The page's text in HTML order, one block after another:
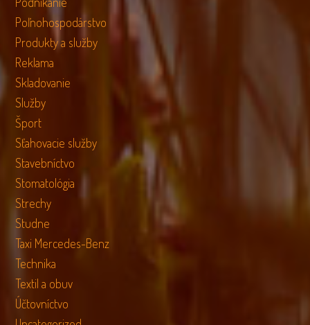
Poľnohospodárstvo
Produkty a služby
Reklama
Skladovanie
Služby
Šport
Sťahovacie služby
Stavebníctvo
Stomatológia
Strechy
Studne
Taxi Mercedes-Benz
Technika
Textil a obuv
Účtovníctvo